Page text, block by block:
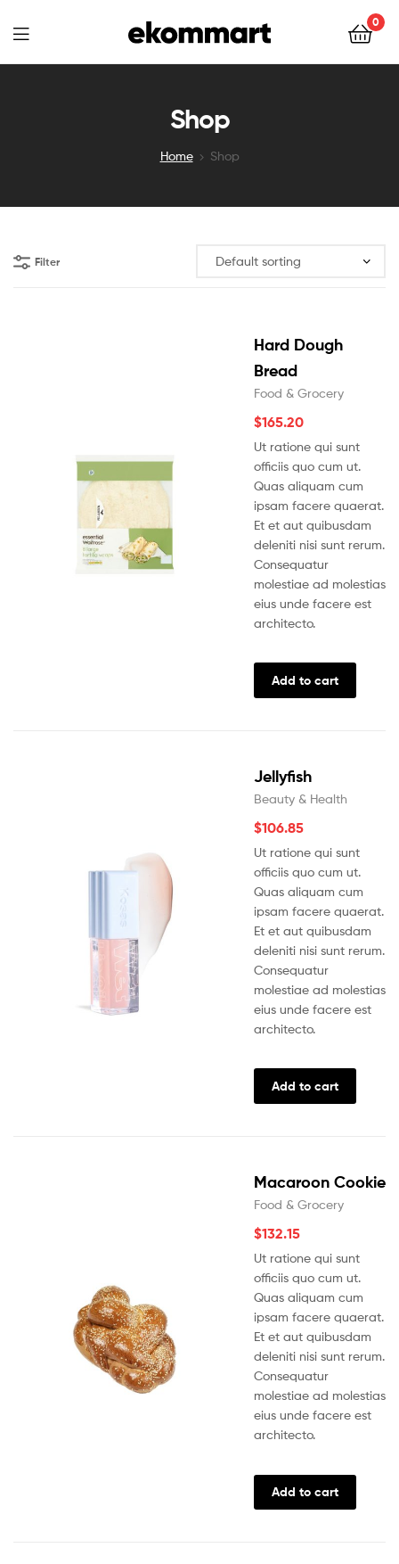
Ekommart
0
Shop
Home Shop
Filter
Hard Dough
Bread
Food & Grocery
$165.20
Ut ratione qui sunt
officiis quo cum ut.
Quas aliquam cum
ipsam facere quaerat.
Et et aut quibusdam
deleniti nisi sunt rerum.
Consequatur
molestiae ad molestias
eius unde facere est
architecto.
Add to cart
Jellyfish
Beauty & Health
$106.85
Ut ratione qui sunt
officiis quo cum ut.
Quas aliquam cum
ipsam facere quaerat.
Et et aut quibusdam
deleniti nisi sunt rerum.
Consequatur
molestiae ad molestias
eius unde facere est
architecto.
Add to cart
Macaroon Cookie
Food & Grocery
$132.15
Ut ratione qui sunt
officiis quo cum ut.
Quas aliquam cum
ipsam facere quaerat.
Et et aut quibusdam
deleniti nisi sunt rerum.
Consequatur
molestiae ad molestias
eius unde facere est
architecto.
Add to cart